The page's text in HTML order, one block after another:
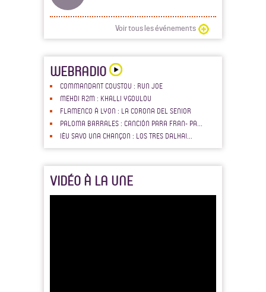
Voir tous les événements
WEBRADIO
COMMANDANT COUSTOU : RUN JOE
MEHDI R2M : KHALLI YGOULOU
FLAMENCO À LYON : LA CORONA DEL SENIOR
PALOMA BARRALES : CANCIÓN PARA FRAN- PA...
IÈU SAVO UNA CHANÇON : LOS TRES DALHAI...
VIDÉO À LA UNE